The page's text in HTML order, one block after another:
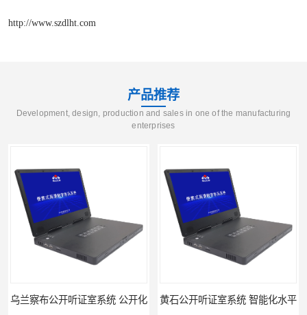
http://www.szdlht.com
产品推荐
Development, design, production and sales in one of the manufacturing
enterprises
黄石公开听证室系统 智能化水平